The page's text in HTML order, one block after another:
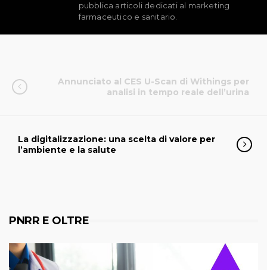
pubblica articoli dedicati al marketing
farmaceutico e sanitario.
Annunciato al CES U-Scan di Withings per
analisi in tempo reale dell’urina
La digitalizzazione: una scelta di valore per
l’ambiente e la salute
PNRR E OLTRE